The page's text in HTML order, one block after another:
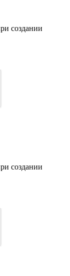
создании
создании